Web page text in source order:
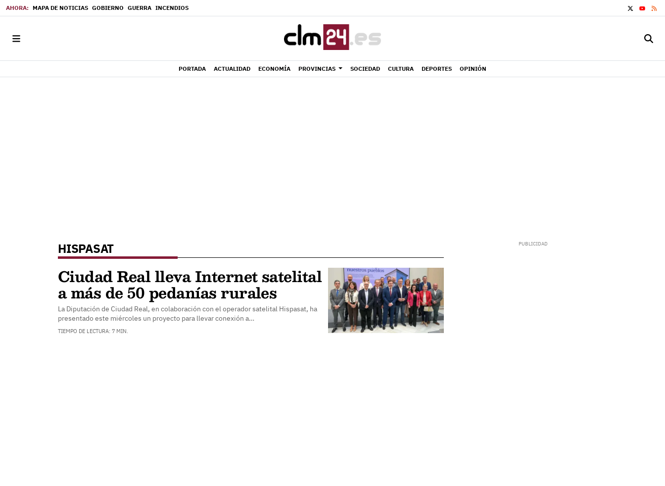
MAPA DE NOTICIAS GOBIERNO GUERRA INCENDIOS
YOUTUBE
PORTADA ACTUALIDAD ECONOMÍA PROVINCIAS SOCIEDAD CULTURA DEPORTES OPINIÓN
HISPASAT
Ciudad Real lleva Internet satelital
a más de 50 pedanías rurales
La Diputación de Ciudad Real, en colaboración con el operador satelital Hispasat, ha
presentado este miércoles un proyecto para llevar conexión a…
TIEMPO DE LECTURA: 7 MIN.